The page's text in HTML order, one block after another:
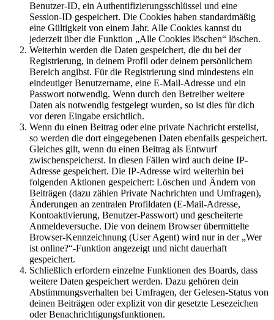
Benutzer-ID, ein Authentifizierungsschlüssel und eine
Session-ID gespeichert. Die Cookies haben standardmäßig
eine Gültigkeit von einem Jahr. Alle Cookies kannst du
jederzeit über die Funktion „Alle Cookies löschen“ löschen.
Weiterhin werden die Daten gespeichert, die du bei der
Registrierung, in deinem Profil oder deinem persönlichem
Bereich angibst. Für die Registrierung sind mindestens ein
eindeutiger Benutzername, eine E-Mail-Adresse und ein
Passwort notwendig. Wenn durch den Betreiber weitere
Daten als notwendig festgelegt wurden, so ist dies für dich
vor deren Eingabe ersichtlich.
Wenn du einen Beitrag oder eine private Nachricht erstellst,
so werden die dort eingegebenen Daten ebenfalls gespeichert.
Gleiches gilt, wenn du einen Beitrag als Entwurf
zwischenspeicherst. In diesen Fällen wird auch deine IP-
Adresse gespeichert. Die IP-Adresse wird weiterhin bei
folgenden Aktionen gespeichert: Löschen und Ändern von
Beiträgen (dazu zählen Private Nachrichten und Umfragen),
Änderungen an zentralen Profildaten (E-Mail-Adresse,
Kontoaktivierung, Benutzer-Passwort) und gescheiterte
Anmeldeversuche. Die von deinem Browser übermittelte
Browser-Kennzeichnung (User Agent) wird nur in der „Wer
ist online?“-Funktion angezeigt und nicht dauerhaft
gespeichert.
Schließlich erfordern einzelne Funktionen des Boards, dass
weitere Daten gespeichert werden. Dazu gehören dein
Abstimmungsverhalten bei Umfragen, der Gelesen-Status von
deinen Beiträgen oder explizit von dir gesetzte Lesezeichen
oder Benachrichtigungsfunktionen.